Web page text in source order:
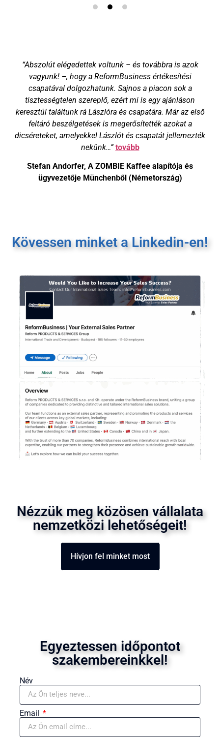
“Abszolút elégedettek voltunk – és továbbra is azok
vagyunk! –, hogy a ReformBusiness értékesítési
csapatával dolgozhatunk. Sajnos a piacon sok a
tisztességtelen szereplő, ezért mi is egy ajánláson
keresztül találtunk rá Lászlóra és csapatára. Már az első
feltáró beszélgetések is megerősítették azokat a
dicséreteket, amelyekkel Lászlót és csapatát jellemezték
nekünk…”tovább
Stefan Andorfer, A ZOMBIE Kaffee alapítója és
ügyvezetője Münchenből (Németország)
Kövessen minket a Linkedin-en!
Nézzük meg közösen vállalata
nemzetközi lehetőségeit!
Hívjon fel minket most
Egyeztessen időpontot
szakembereinkkel!
Név
Email